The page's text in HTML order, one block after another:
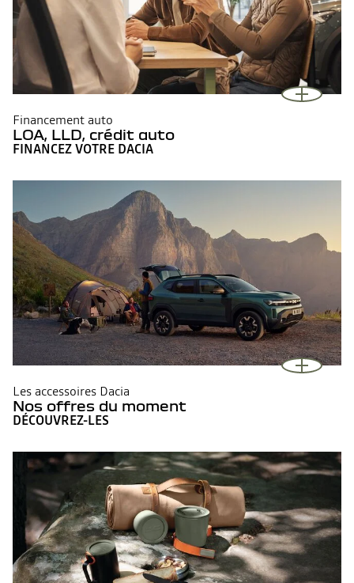
Financement auto
LOA, LLD, crédit auto
FINANCEZ VOTRE DACIA
Les accessoires Dacia
Nos offres du moment
DÉCOUVREZ-LES